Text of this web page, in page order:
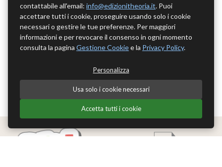
contattabile all'email: info@edizionitheoria.it. Puoi
accettare tutti i cookie, proseguire usando solo i cookie
necessari o gestire le tue preferenze. Per maggiori
informazioni e per revocare il consenso in ogni momento
consulta la pagina Gestione Cookiee la Privacy Policy.
Personalizza
Usa solo i cookie necessari
Accetta tutti i cookie